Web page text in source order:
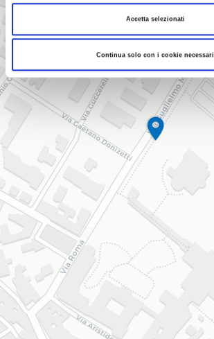
Accetta selezionati
Continua solo con i cookie necessari